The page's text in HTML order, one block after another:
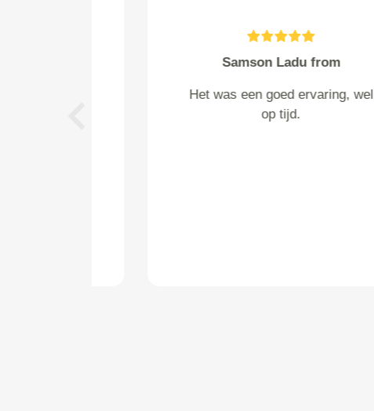
c. van zorge from Renkum
Ik vond het heel prettig dat ik op
de hoogte gehouden werd: de